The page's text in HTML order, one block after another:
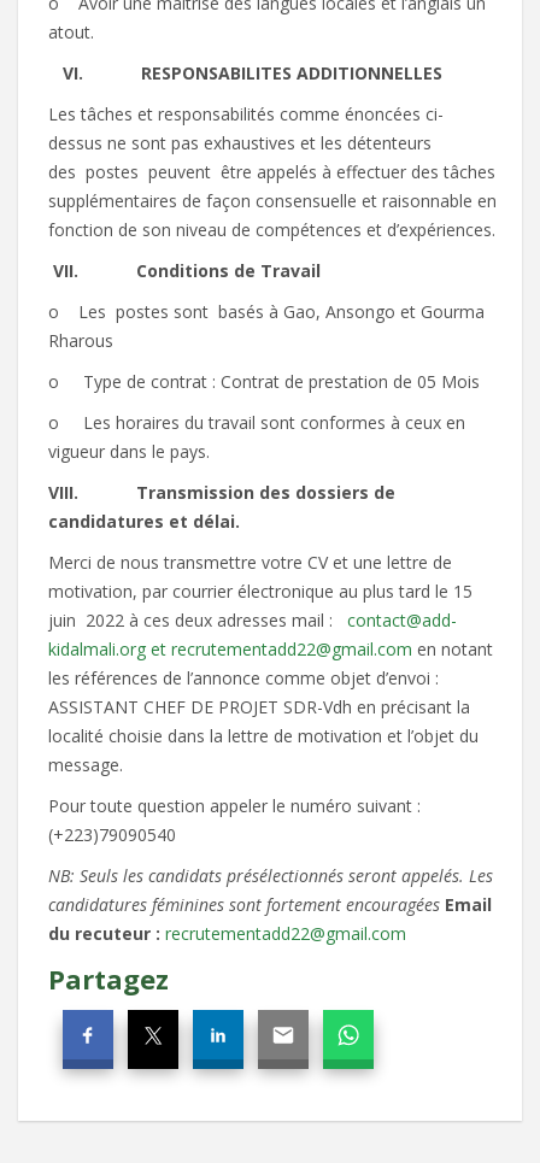
atout.
VI. RESPONSABILITES ADDITIONNELLES
Les tâches et responsabilités comme énoncées ci-
dessus ne sont pas exhaustives et les détenteurs
des postes peuvent être appelés à effectuer des tâches
supplémentaires de façon consensuelle et raisonnable en
fonction de son niveau de compétences et d’expériences.
VII. Conditions de Travail
o Les postes sont basés à Gao, Ansongo et Gourma
Rharous
o Type de contrat : Contrat de prestation de 05 Mois
o Les horaires du travail sont conformes à ceux en
vigueur dans le pays.
VIII. Transmission des dossiers de
candidatures et délai.
Merci de nous transmettre votre CV et une lettre de
motivation, par courrier électronique au plus tard le 15
juin 2022 à ces deux adresses mail : contact@add-
kidalmali.org et recrutementadd22@gmail.com en notant
les références de l’annonce comme objet d’envoi :
ASSISTANT CHEF DE PROJET SDR-Vdh en précisant la
localité choisie dans la lettre de motivation et l’objet du
message.
Pour toute question appeler le numéro suivant :
(+223)79090540
NB: Seuls les candidats présélectionnés seront appelés. Les
candidatures féminines sont fortement encouragées Email
du recuteur : recrutementadd22@gmail.com
Partagez